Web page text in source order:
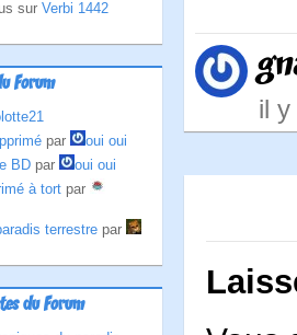
sur Verbi 1442
Forum
par
oui oui
BD par
oui oui
à tort par
terrestre par
du Forum
il